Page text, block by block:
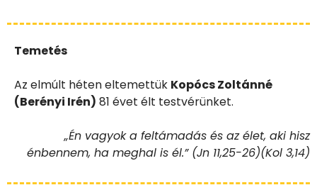
Temetés
Az elmúlt héten eltemettük Kopócs Zoltánné
(Berényi Irén) 81 évet élt testvérünket.
„Én vagyok a feltámadás és az élet, aki hisz
énbennem, ha meghal is él.” (Jn 11,25-26)(Kol 3,14)